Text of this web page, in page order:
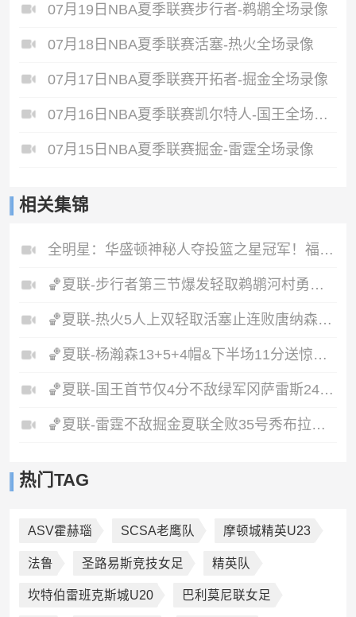
07月19日NBA夏季联赛步行者-鹈鹕全场录像
07月18日NBA夏季联赛活塞-热火全场录像
07月17日NBA夏季联赛开拓者-掘金全场录像
07月16日NBA夏季联赛凯尔特人-国王全场录像
07月15日NBA夏季联赛掘金-雷霆全场录像
相关集锦
全明星：华盛顿神秘人夺投篮之星冠军！福德夺得三分大赛冠军！
🏀夏联-步行者第三节爆发轻取鹈鹕河村勇辉5+5+12斯劳森22分
🏀夏联-热火5人上双轻取活塞止连败唐纳森20+8+10奥科里27分
🏀夏联-杨瀚森13+5+4帽&下半场11分送惊艳妙传开拓者力克掘金
🏀夏联-国王首节仅4分不敌绿军冈萨雷斯24+10+5塞纳克10+12
🏀夏联-雷霆不敌掘金夏联全败35号秀布拉齐尔32+6马拉14+7+6
热门TAG
ASV霍赫瑙 SCSA老鹰队 摩顿城精英U23
法鲁 圣路易斯竞技女足 精英队
坎特伯雷班克斯城U20 巴利莫尼联女足